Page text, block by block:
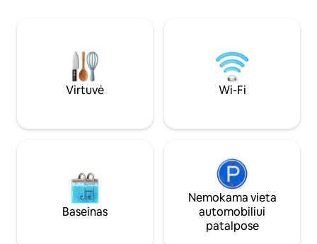
Wi-Fi ir televizorius 📺. Jis yra puikioje
vietoje netoli vandens parko, autobusų
stoties ir miesto centro 🌆.
signalizacija,
Virtuvė Wi-Fi
Baseinas
Nemokama vieta
automobiliui
patalpose